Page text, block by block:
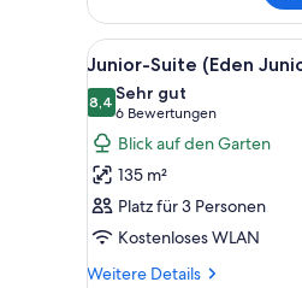
Suite,
Gartenblick
(Eden)
Alle
Fotos
für
Junior-
Suite
(Eden
Junior
Suite
Rooftop)
2
Junior-Suite (Eden
8,48,4 von 10
Sehr gut
6 Bewertungen
(6
Bewertungen)
Blick auf den Garten
135 m²
Platz für 3 Personen
Kostenloses WLAN
Weitere Details
Weitere